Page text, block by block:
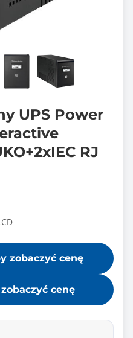
UPS Power
RJ
zobaczyć cenę
cenę